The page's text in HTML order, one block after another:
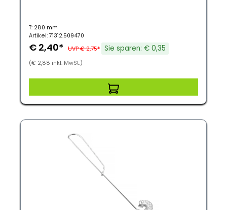
T: 280 mm
Artikel: 71312.509470
€ 2,40* UVP € 2,75* Sie sparen: € 0,35
(€ 2,88 inkl. MwSt.)